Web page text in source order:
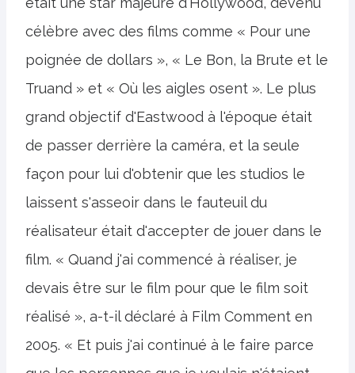
célèbre avec des films comme « Pour une
poignée de dollars », « Le Bon, la Brute et le
Truand » et « Où les aigles osent ». Le plus
grand objectif d'Eastwood à l'époque était
de passer derrière la caméra, et la seule
façon pour lui d'obtenir que les studios le
laissent s'asseoir dans le fauteuil du
réalisateur était d'accepter de jouer dans le
film. « Quand j'ai commencé à réaliser, je
devais être sur le film pour que le film soit
réalisé », a-t-il déclaré à Film Comment en
2005. « Et puis j'ai continué à le faire parce